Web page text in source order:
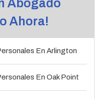
Abogado
Ahora!
En Arlington
En Oak Point